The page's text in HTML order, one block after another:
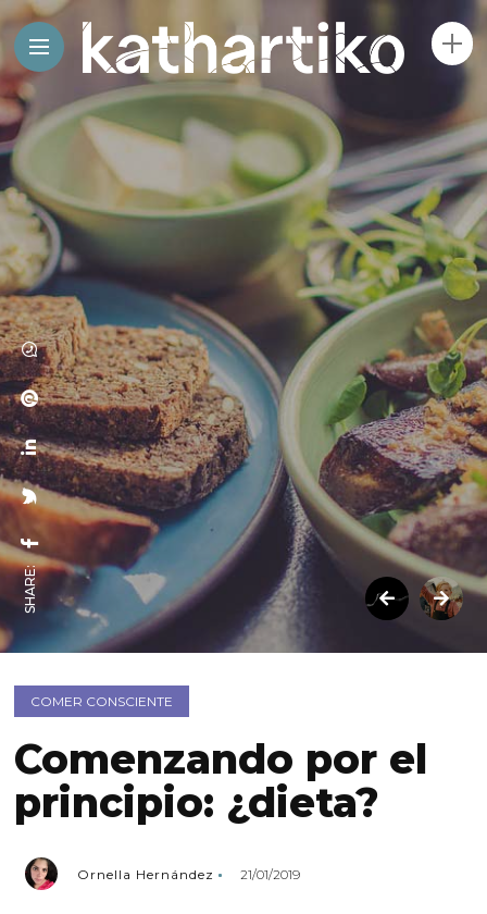
SHARE:
COMER CONSCIENTE
Comenzando por el
principio: ¿dieta?
Ornella Hernández 21/01/2019